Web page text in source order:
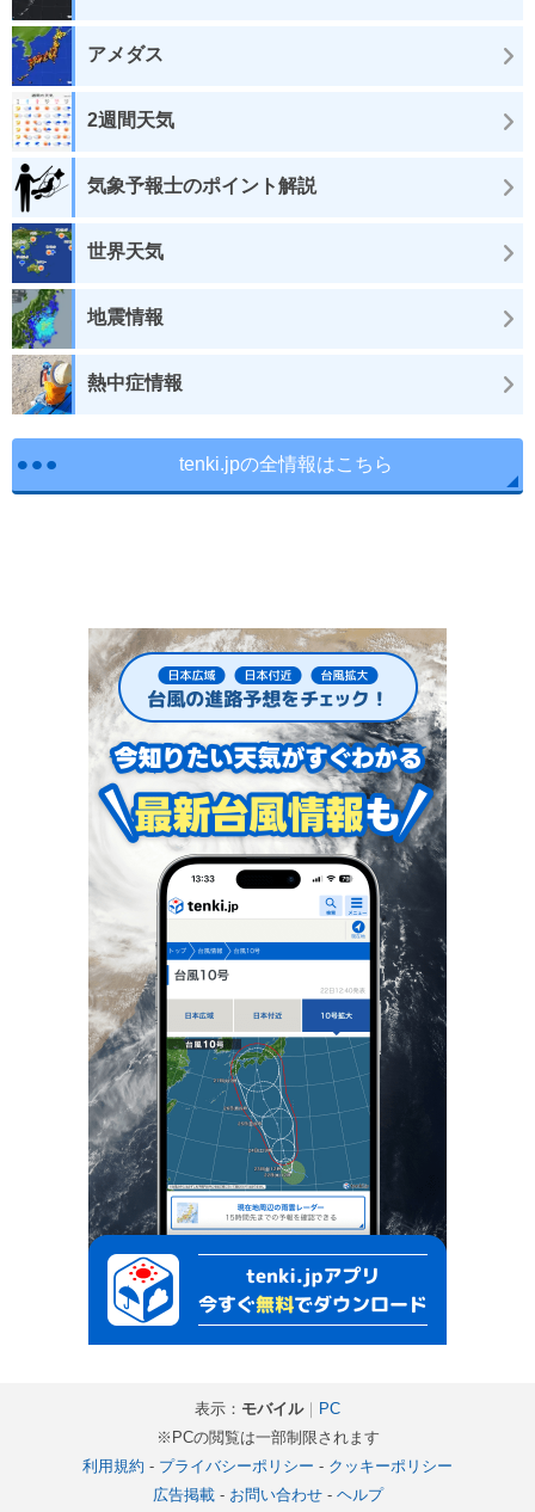
アメダス
2週間天気
気象予報士のポイント解説
世界天気
地震情報
熱中症情報
tenki.jpの全情報はこちら
表示： モバイル｜ PC
※PCの閲覧は一部制限されます
利用規約 - プライバシーポリシー - クッキーポリシー
広告掲載- お問い合わせ- ヘルプ